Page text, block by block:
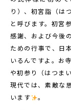
り）、初宮詣（は
と呼びます。初宮
感謝、および今後
ための行事で、日
いるんですよ。お
や初参り（はつま
現代では、素敵な
います
。